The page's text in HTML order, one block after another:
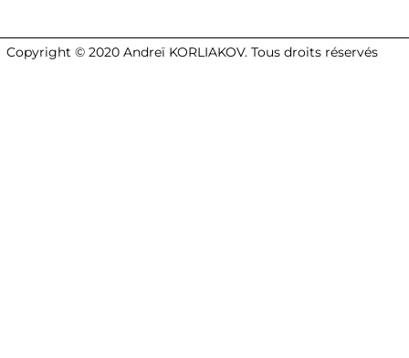
Copyright © 2020 Andreï KORLIAKOV. Tous droits réservés